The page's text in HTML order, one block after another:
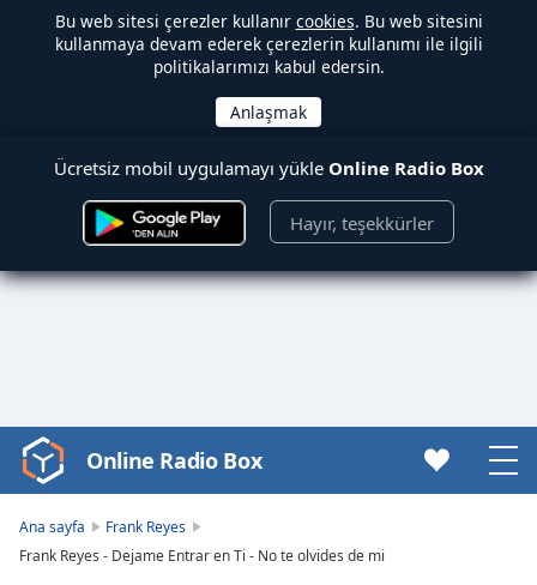
Bu web sitesi çerezler kullanır cookies. Bu web sitesini
kullanmaya devam ederek çerezlerin kullanımı ile ilgili
politikalarımızı kabul edersin.
Ücretsiz mobil uygulamayı yükle Online Radio Box
Hayır, teşekkürler
Video
Player
loading.
Online Radio Box
Ana sayfa
Frank Reyes
Frank Reyes - Dejame Entrar en Ti - No te olvides de mi